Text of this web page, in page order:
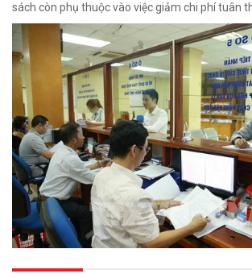
sách còn phụ thuộc vào việc giảm chi phí tuân